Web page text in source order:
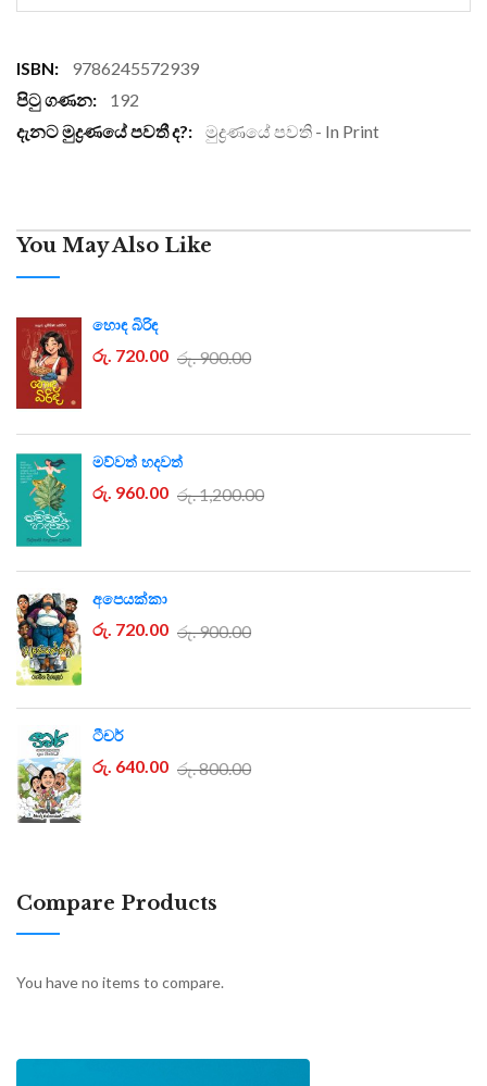
More
Information
9786245572939
192
මුද්‍රණයේ පවති - In Print
You May Also Like
හොඳ බිරිඳ
රු. 720.00 රු. 900.00
මව්වත් හදවත්
රු. 960.00 රු. 1,200.00
අපෙයක්කා
රු. 720.00 රු. 900.00
ටීචර්
රු. 640.00 රු. 800.00
Compare Products
You have no items to compare.